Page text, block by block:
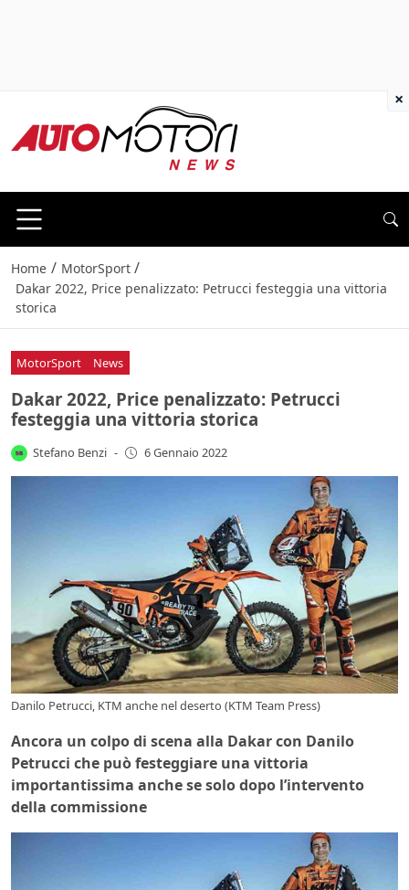
Home / MotorSport /
Dakar 2022, Price penalizzato: Petrucci festeggia una vittoria
storica
MotorSport News
Dakar 2022, Price penalizzato: Petrucci
festeggia una vittoria storica
Stefano Benzi - 6 Gennaio 2022
Danilo Petrucci, KTM anche nel deserto (KTM Team Press)
Ancora un colpo di scena alla Dakar con Danilo
Petrucci che può festeggiare una vittoria
importantissima anche se solo dopo l’intervento
della commissione
×